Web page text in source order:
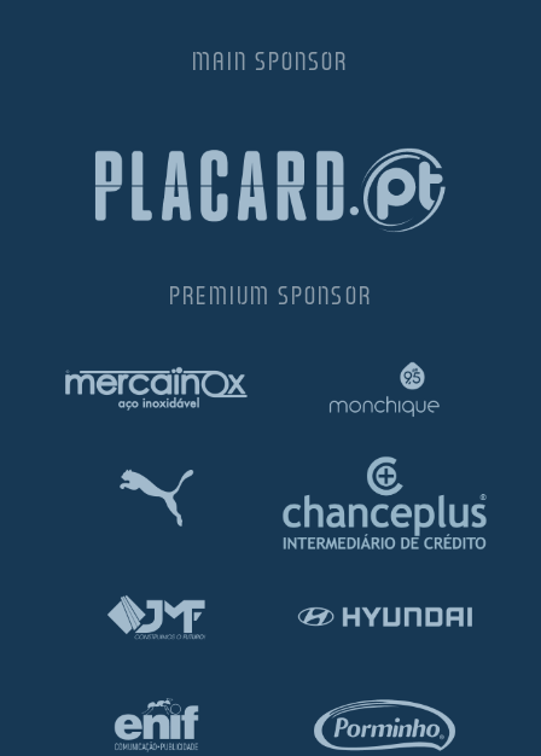
MAIN SPONSOR
PREMIUM SPONSOR